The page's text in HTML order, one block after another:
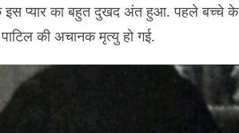
इस प्यार का बहुत दुखद अंत हुआ. पहले बच्चे के
पाटिल की अचानक मृत्यु हो गई.